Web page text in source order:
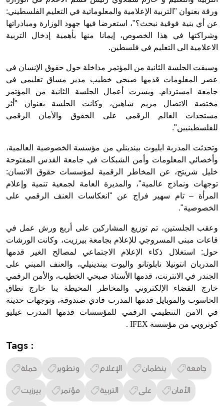
ورقة بعنوان "التربية الإعلامية والمعلوماتية في التعليم الفلسطيني:
عن أي بنية فوقية نبحث؟"، استعرضا فيها جهود الوزارة ومبادراتها
وشراكتها في هذا الخصوص، إيمانا منها بأهمية إدخال التربية
الاعلامية الى التعليم في فلسطين.
وسبقت الجلسة الثانية من المؤتمر مداخلة حول حقوق الإنسان في
عصر المعلومات قدمها صبحي خطيب مدير مساق تعليمي في
جامعة امستردام. ويسرت أعمال الجلسة الثانية من المؤتمر
مختصة الاتصال مريم شاهين، وكانت الجلسة بعنوان "أثر
مستجدات العالم الرقمي على الحقوق والأمان الرقمي
للفلسطينيين".
وتحدثت المدربة ايليوت بيندينلي من مؤسسة الخصوصية العالمية،
وأخصائي المعلومات وأمن الشبكات في جامعة القدس المفتوحة
خليل شريتح، عن المخاطر الرقمية لمؤسسات حقوق الانسان:
توجهات ونماذج عالمية"، والمديرة العامة لجمعية تنمية وإعلام
المرأة – تام سهير فراج عن "انعكاسات العنف الرقمي على
الخصوصية".
وعقب الجلستين، تم توزيع المشاركين على أربع ورش عمل في
قاعات مبنى المسروجي للإعلام بجامعة بيرزيت، وكانت الورشات
حول: استغلال ذكاء الإعلام الاجتماعي لمصالح الغير قدمها
المدربان انتونيلا نابلوتانو واليوت بيندينيلي، والعنف المبني على
الجندر في الانترنت، قدمها الأستاذ صبحي الخطيب، والأمن الرقمي
خارج الفضاء الإلكتروني والمخاطر المحيطة بنا خارج نطاق
الحاسوب والموبايل قدمها المدرب فادي صندوقة، وتوجهات حديثة
في الامن التنظيمي الرقمي للمؤسسات قدمها المدرب غيليو
كوتروبي من مؤسسة . IFEX
Tags :
حملة وتطوير الإعلام ينظمان
جامعة
بيرزيت
مؤتمر التربية على
الأمان